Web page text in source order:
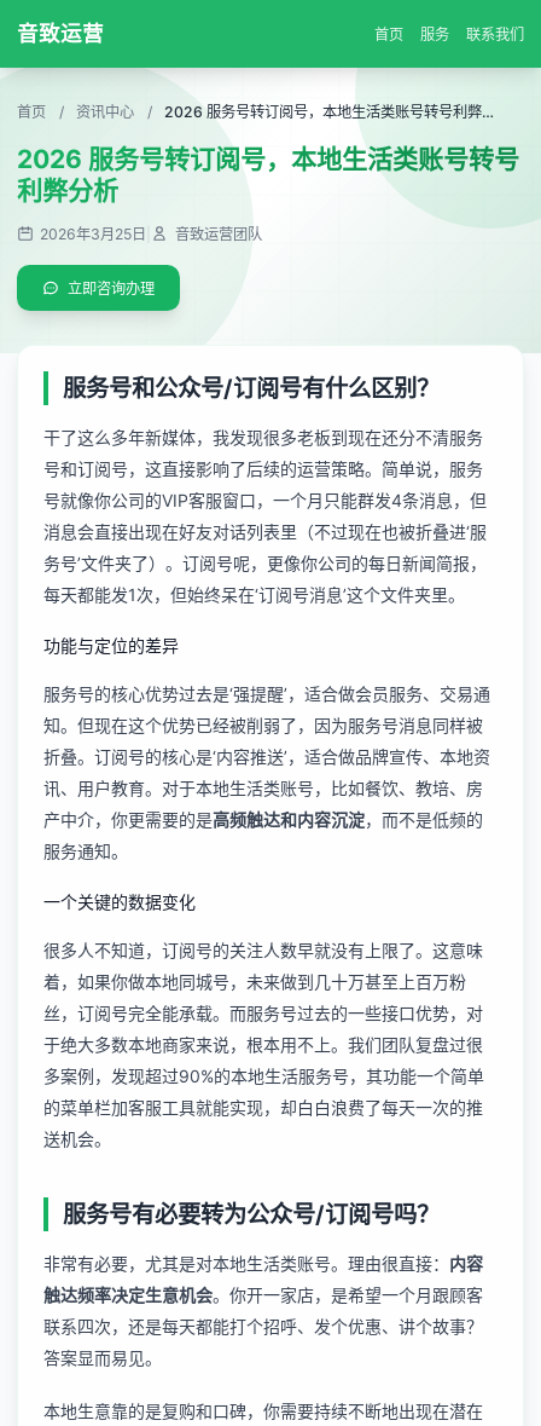
音致运营 首页 服务 联系我们
首页 / 资讯中心 / 2026 服务号转订阅号，本地生活类账号转号利弊分析
2026 服务号转订阅号，本地生活类账号转号
利弊分析
2026年3月25日 音致运营团队
立即咨询办理
服务号和公众号/订阅号有什么区别？
干了这么多年新媒体，我发现很多老板到现在还分不清服务
号和订阅号，这直接影响了后续的运营策略。简单说，服务
号就像你公司的VIP客服窗口，一个月只能群发4条消息，但
消息会直接出现在好友对话列表里（不过现在也被折叠进‘服
务号’文件夹了）。订阅号呢，更像你公司的每日新闻简报，
每天都能发1次，但始终呆在‘订阅号消息’这个文件夹里。
功能与定位的差异
服务号的核心优势过去是‘强提醒’，适合做会员服务、交易通
知。但现在这个优势已经被削弱了，因为服务号消息同样被
折叠。订阅号的核心是‘内容推送’，适合做品牌宣传、本地资
讯、用户教育。对于本地生活类账号，比如餐饮、教培、房
产中介，你更需要的是高频触达和内容沉淀，而不是低频的
服务通知。
一个关键的数据变化
很多人不知道，订阅号的关注人数早就没有上限了。这意味
着，如果你做本地同城号，未来做到几十万甚至上百万粉
丝，订阅号完全能承载。而服务号过去的一些接口优势，对
于绝大多数本地商家来说，根本用不上。我们团队复盘过很
多案例，发现超过90%的本地生活服务号，其功能一个简单
的菜单栏加客服工具就能实现，却白白浪费了每天一次的推
送机会。
服务号有必要转为公众号/订阅号吗？
非常有必要，尤其是对本地生活类账号。理由很直接： 内容
触达频率决定生意机会。你开一家店，是希望一个月跟顾客
联系四次，还是每天都能打个招呼、发个优惠、讲个故事？
答案显而易见。
本地生意靠的是复购和口碑，你需要持续不断地出现在潜在